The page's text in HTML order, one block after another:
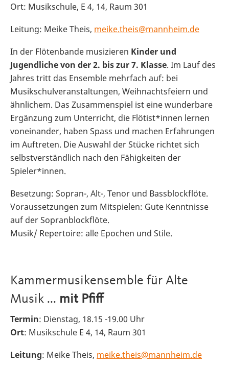
Ort: Musikschule, E 4, 14, Raum 301
Leitung: Meike Theis, meike.theis@mannheim.de
In der Flötenbande musizieren Kinder und
Jugendliche von der 2. bis zur 7. Klasse. Im Lauf des
Jahres tritt das Ensemble mehrfach auf: bei
Musikschulveranstaltungen, Weihnachtsfeiern und
ähnlichem. Das Zusammenspiel ist eine wunderbare
Ergänzung zum Unterricht, die Flötist*innen lernen
voneinander, haben Spass und machen Erfahrungen
im Auftreten. Die Auswahl der Stücke richtet sich
selbstverständlich nach den Fähigkeiten der
Spieler*innen.
Besetzung: Sopran-, Alt-, Tenor und Bassblockflöte.
Voraussetzungen zum Mitspielen: Gute Kenntnisse
auf der Sopranblockflöte.
Musik/ Repertoire: alle Epochen und Stile.
Kammermusikensemble für Alte
Musik ... mit Pfiff
Termin: Dienstag, 18.15 -19.00 Uhr
Ort: Musikschule E 4, 14, Raum 301
Leitung: Meike Theis, meike.theis@mannheim.de